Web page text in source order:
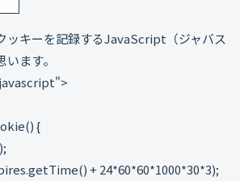
ッキーを記録するJavaScript（ジャバス
ます。
{
+ 24*60*60*1000*30*3);